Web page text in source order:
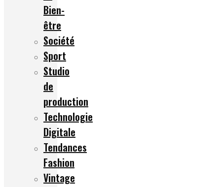
Bien-
être
Société
Sport
Studio
de
production
Technologie
Digitale
Tendances
Fashion
Vintage